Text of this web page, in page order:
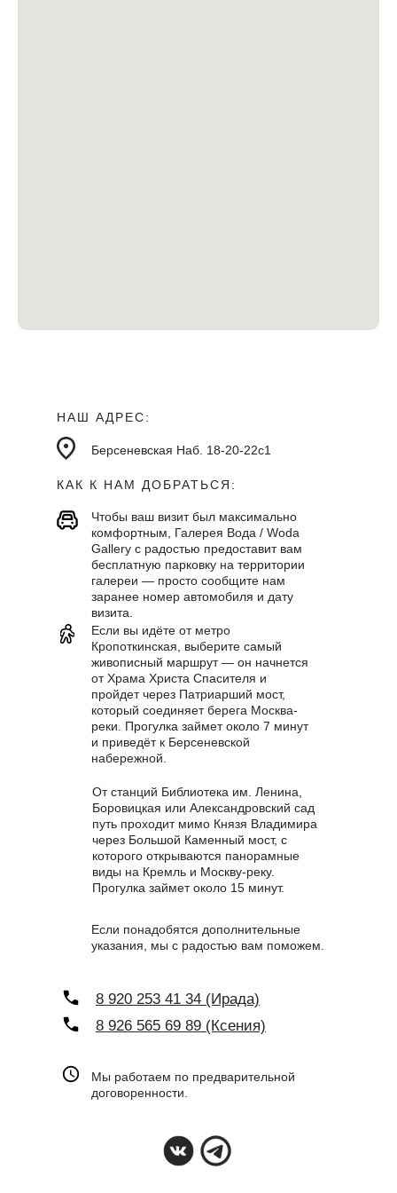
8 920 253 41 34 (Ирада)
8 926 565 69 89 (Ксения)
Берсеневская Наб. 18-20-22с1
НАШ АДРЕС:
КАК К НАМ ДОБРАТЬСЯ:
Чтобы ваш визит был максимально
комфортным, Галерея Вода / Woda
Gallery с радостью предоставит вам
бесплатную парковку на территории
галереи — просто сообщите нам
заранее номер автомобиля и дату
визита.
Если вы идёте от метро
Кропоткинская, выберите самый
живописный маршрут — он начнется
от Храма Христа Спасителя и
пройдет через Патриарший мост,
который соединяет берега Москва-
реки. Прогулка займет около 7 минут
и приведёт к Берсеневской
набережной.
От станций Библиотека им. Ленина,
Боровицкая или Александровский сад
путь проходит мимо Князя Владимира
через Большой Каменный мост, с
которого открываются панорамные
виды на Кремль и Москву-реку.
Прогулка займет около 15 минут.
Если понадобятся дополнительные
указания, мы с радостью вам поможем.
Мы работаем по предварительной
договоренности.